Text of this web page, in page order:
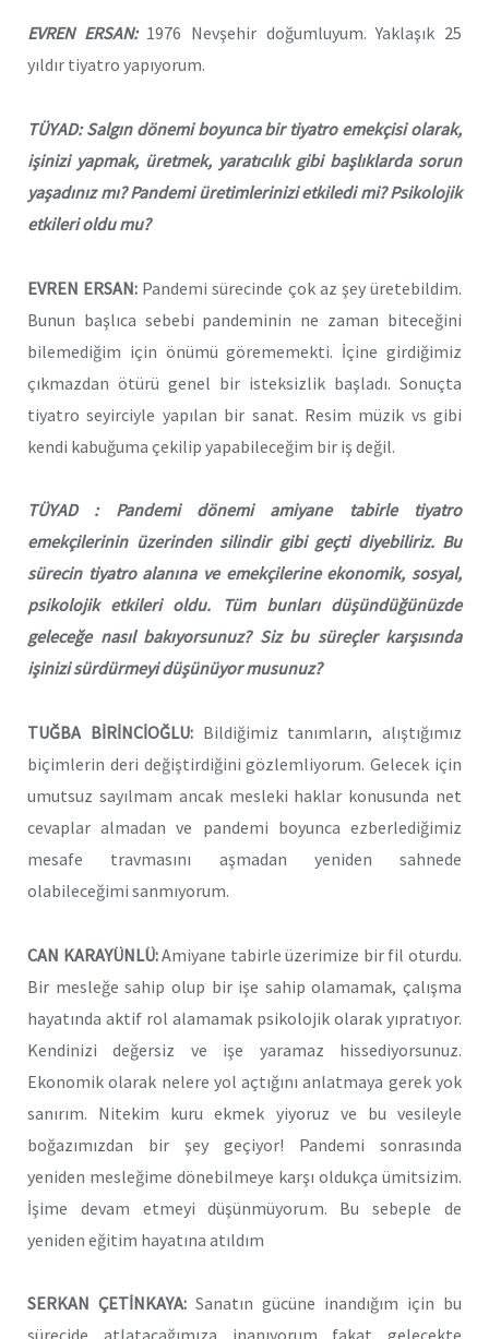
EVREN ERSAN:1976 Nevşehir doğumluyum. Yaklaşık 25
yıldır tiyatro yapıyorum.
TÜYAD: Salgın dönemi boyunca bir tiyatro emekçisi olarak,
işinizi yapmak, üretmek, yaratıcılık gibi başlıklarda sorun
yaşadınız mı? Pandemi üretimlerinizi etkiledi mi? Psikolojik
etkileri oldu mu?
EVREN ERSAN: Pandemi sürecinde çok az şey üretebildim.
Bunun başlıca sebebi pandeminin ne zaman biteceğini
bilemediğim için önümü görememekti. İçine girdiğimiz
çıkmazdan ötürü genel bir isteksizlik başladı. Sonuçta
tiyatro seyirciyle yapılan bir sanat. Resim müzik vs gibi
kendi kabuğuma çekilip yapabileceğim bir iş değil.
TÜYAD : Pandemi dönemi amiyane tabirle tiyatro
emekçilerinin üzerinden silindir gibi geçti diyebiliriz. Bu
sürecin tiyatro alanına ve emekçilerine ekonomik, sosyal,
psikolojik etkileri oldu. Tüm bunları düşündüğünüzde
geleceğe nasıl bakıyorsunuz? Siz bu süreçler karşısında
işinizi sürdürmeyi düşünüyor musunuz?
TUĞBA BİRİNCİOĞLU:Bildiğimiz tanımların, alıştığımız
biçimlerin deri değiştirdiğini gözlemliyorum. Gelecek için
umutsuz sayılmam ancak mesleki haklar konusunda net
cevaplar almadan ve pandemi boyunca ezberlediğimiz
mesafe travmasını aşmadan yeniden sahnede
olabileceğimi sanmıyorum.
CAN KARAYÜNLÜ:Amiyane tabirle üzerimize bir fil oturdu.
Bir mesleğe sahip olup bir işe sahip olamamak, çalışma
hayatında aktif rol alamamak psikolojik olarak yıpratıyor.
Kendinizi değersiz ve işe yaramaz hissediyorsunuz.
Ekonomik olarak nelere yol açtığını anlatmaya gerek yok
sanırım. Nitekim kuru ekmek yiyoruz ve bu vesileyle
boğazımızdan bir şey geçiyor! Pandemi sonrasında
yeniden mesleğime dönebilmeye karşı oldukça ümitsizim.
İşime devam etmeyi düşünmüyorum. Bu sebeple de
yeniden eğitim hayatına atıldım
SERKAN ÇETİNKAYA: Sanatın gücüne inandığım için bu